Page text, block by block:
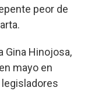
peor de
Gina Hinojosa,
mayo en